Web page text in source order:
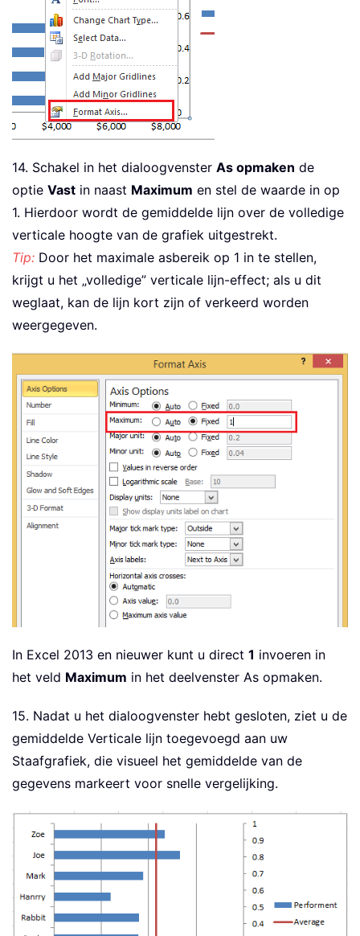
14. Schakel in het dialoogvenster As opmaken de
optie Vast in naast Maximum en stel de waarde in op
1. Hierdoor wordt de gemiddelde lijn over de volledige
verticale hoogte van de grafiek uitgestrekt.
Tip: Door het maximale asbereik op 1 in te stellen,
krijgt u het „volledige” verticale lijn-effect; als u dit
weglaat, kan de lijn kort zijn of verkeerd worden
weergegeven.
In Excel 2013 en nieuwer kunt u direct 1 invoeren in
het veld Maximum in het deelvenster As opmaken.
15. Nadat u het dialoogvenster hebt gesloten, ziet u de
gemiddelde Verticale lijn toegevoegd aan uw
Staafgrafiek, die visueel het gemiddelde van de
gegevens markeert voor snelle vergelijking.